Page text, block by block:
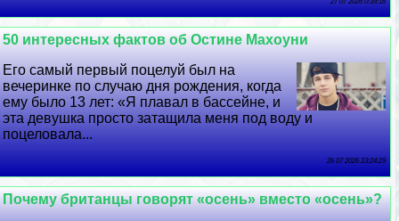
27 07 2026 0:39:16
50 интересных фактов об Остине Махоуни
Его самый первый поцелуй был на
вечеринке по случаю дня рождения, когда
ему было 13 лет: «Я плавал в бассейне, и
эта дeвyшка просто затащила меня под воду и
поцеловала...
26 07 2026 23:24:29
Почему британцы говорят «осень» вместо «осень»?